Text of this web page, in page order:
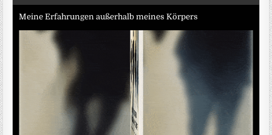
Meine Erfahrungen außerhalb meines Körpers